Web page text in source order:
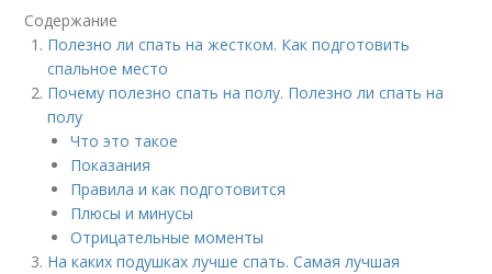
Содержание
Полезно ли спать на жестком. Как подготовить
спальное место
Почему полезно спать на полу. Полезно ли спать на
полу
Что это такое
Показания
Правила и как подготовится
Плюсы и минусы
Отрицательные моменты
На каких подушках лучше спать. Самая лучшая